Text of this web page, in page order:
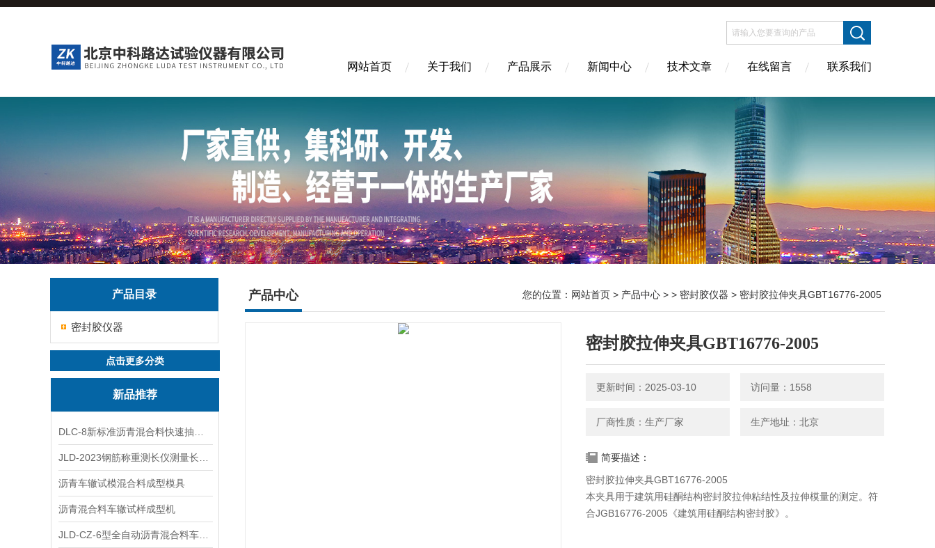
网站首页 关于我们 产品展示 新闻中心 技术文章 在线留言 联系我们
产品目录
密封胶仪器
点击更多分类
新品推荐
沥青车辙试模混合料成型模具
沥青混合料车辙试样成型机
产品中心 您的位置： 网站首页 > 产品中心 > > 密封胶仪器 > 密封胶拉伸夹具GBT16776-2005
密封胶拉伸夹具GBT16776-2005
更新时间：2025-03-10 访问量：1558
厂商性质：生产厂家 生产地址：北京
简要描述：
密封胶拉伸夹具GBT16776-2005
本夹具用于建筑用硅酮结构密封胶拉伸粘结性及拉伸模量的测定。符
合JGB16776-2005《建筑用硅酮结构密封胶》。